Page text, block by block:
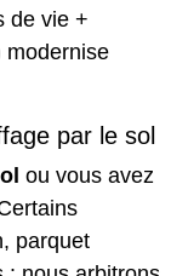
de vie +
modernise
par le sol
ou vous avez
parquet